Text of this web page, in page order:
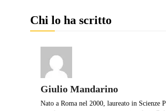
Chi lo ha scritto
Giulio Mandarino
Nato a Roma nel 2000, laureato in Scienze